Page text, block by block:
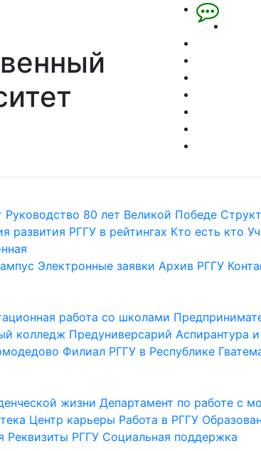
Руководство 80 лет Великой Победе
развития РГГУ в рейтингах Кто есть кто
Электронные заявки Архив РГГУ
работа со школами
колледж Предуниверсарий Аспирантура
Филиал РГГУ в Республике
жизни Департамент по работе с
Центр карьеры Работа в РГГУ
Реквизиты РГГУ Социальная поддержка